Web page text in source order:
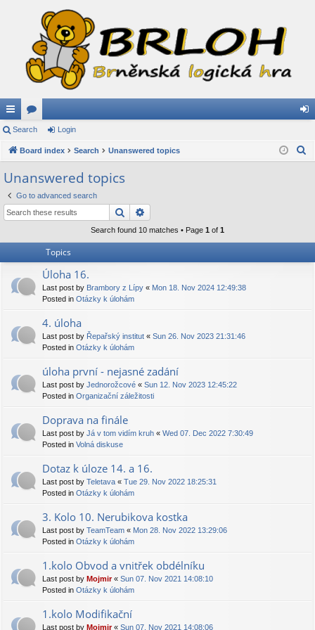
ui
ck
lin
ks
or
u
s
in
Search Login
Board index Search Unanswered topics
Unanswered topics
Go to advanced search
Search
Search found 10 matches • Page 1 of 1
Topics
Úloha 16.
Last post by Brambory z Lípy « Mon 18. Nov 2024 12:49:38
Posted in Otázky k úlohám
4. úloha
Last post by Řepařský institut « Sun 26. Nov 2023 21:31:46
Posted in Otázky k úlohám
úloha první - nejasné zadání
Last post by Jednorožcové « Sun 12. Nov 2023 12:45:22
Posted in Organizační záležitosti
Doprava na finále
Last post by Já v tom vidím kruh « Wed 07. Dec 2022 7:30:49
Posted in Volná diskuse
Dotaz k úloze 14. a 16.
Last post by Teletava « Tue 29. Nov 2022 18:25:31
Posted in Otázky k úlohám
3. Kolo 10. Nerubikova kostka
Last post by TeamTeam « Mon 28. Nov 2022 13:29:06
Posted in Otázky k úlohám
1.kolo Obvod a vnitřek obdélníku
Last post by Mojmir« Sun 07. Nov 2021 14:08:10
Posted in Otázky k úlohám
1.kolo Modifikační
Last post by Mojmir« Sun 07. Nov 2021 14:08:06